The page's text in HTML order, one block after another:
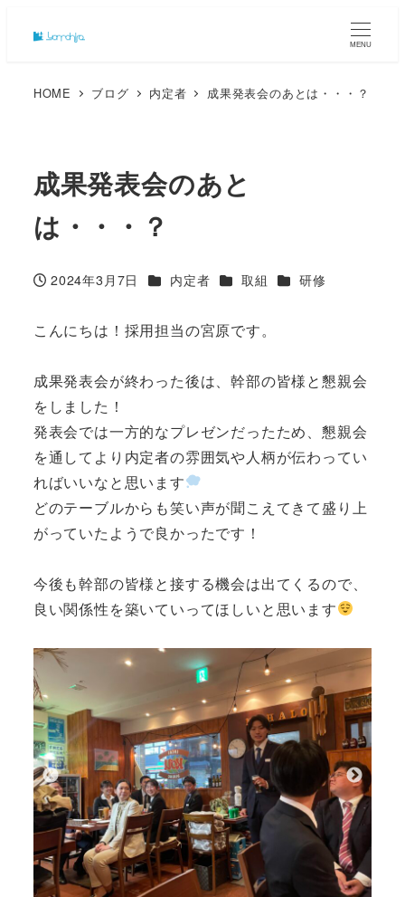
MENU
HOME ブログ 内定者 成果発表会のあとは・・・？
成果発表会のあと
は・・・？
投稿日
2024年3月7日 カテゴリー
内定者 カテゴリー
取組 カテゴリー
研修
こんにちは！採用担当の宮原です。
成果発表会が終わった後は、幹部の皆様と懇親会
をしました！
発表会では一方的なプレゼンだったため、懇親会
を通してより内定者の雰囲気や人柄が伝わってい
ればいいなと思います
どのテーブルからも笑い声が聞こえてきて盛り上
がっていたようで良かったです！
今後も幹部の皆様と接する機会は出てくるので、
良い関係性を築いていってほしいと思います